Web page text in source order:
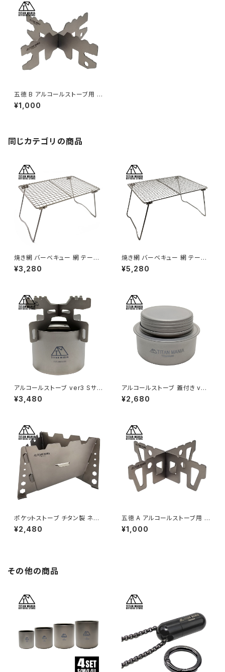
五徳 B アルコールストーブ用 チ
タン製 超軽量 頑丈 十字 ミニ
クロススタンド ソロキャンプ BB
¥1,000
同じカテゴリの商品
焼き網 バーベキュー 網 テーブ
ル S チタン ローテーブル メッシ
ュテーブル グリルスタンド 軽量
ロキャンプ BBQ アウトドア キャ
ンプ用品 収納袋付き
¥3,280
焼き網 バーベキュー 網 テーブ
ル L チタン ローテーブル メッシ
ュテーブル グリルスタンド 軽量
テーブル サイドテーブル 五徳
ソロキャンプ BBQ アウトドア キ
ャンプ用品 収納袋付き
¥5,280
アルコールストーブ ver3 Sサイ
ズ チタン製 軽量 頑丈 小型 コ
ンロ コンパクト ポータブル キャ
¥3,480
アルコールストーブ 蓋付き ver
4 チタン製 軽量 頑丈 アルスト
小型 ミニ コンロ コンパクト ポ
用品 キャンプ用品 収納袋付き
¥2,680
ポケットストーブ チタン製 ネイ
チャーストーブ デルタ型 ポケッ
トコンロ ミニ コンロ コンパクト
¥2,480
五徳 A アルコールストーブ用 チ
タン製 超軽量 頑丈 十字 ミニ
クロススタンド ソロキャンプ BB
¥1,000
その他の商品